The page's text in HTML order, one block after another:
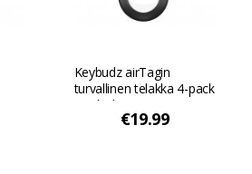
Keybudz airTagin
turvallinen telakka 4-pack
- Koboltinmusta
€19.99